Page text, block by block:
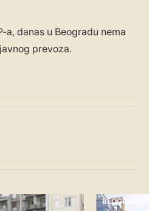
a, danas u Beogradu nema
prevoza.
BEOGRAD